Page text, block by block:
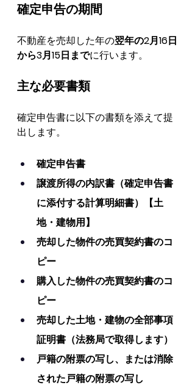
確定申告の期間
不動産を売却した年の翌年の2月16日
から3月15日までに行います。
主な必要書類
確定申告書に以下の書類を添えて提
出します。
確定申告書
譲渡所得の内訳書（確定申告書
に添付する計算明細書）【土
地・建物用】
売却した物件の売買契約書のコ
ピー
購入した物件の売買契約書のコ
ピー
売却した土地・建物の全部事項
証明書（法務局で取得します）
戸籍の附票の写し、または消除
された戸籍の附票の写し